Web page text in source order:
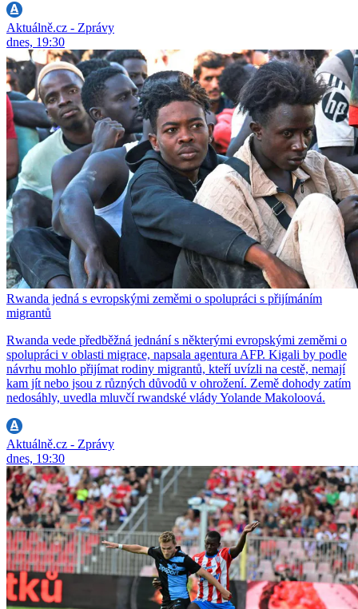
Aktuálně.cz - Zprávy
dnes, 19:30
Rwanda jedná s evropskými zeměmi o spolupráci s přijímáním
migrantů
Rwanda vede předběžná jednání s některými evropskými zeměmi o
spolupráci v oblasti migrace, napsala agentura AFP. Kigali by podle
návrhu mohlo přijímat rodiny migrantů, kteří uvízli na cestě, nemají
kam jít nebo jsou z různých důvodů v ohrožení. Země dohody zatím
nedosáhly, uvedla mluvčí rwandské vlády Yolande Makoloová.
Aktuálně.cz - Zprávy
dnes, 19:30